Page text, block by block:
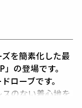
を簡素化した最
の登場です。
ローブです。
のない着心地を